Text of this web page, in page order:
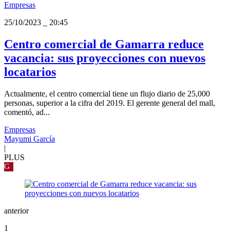
Empresas
25/10/2023
20:45
Centro comercial de Gamarra reduce
vacancia: sus proyecciones con nuevos
locatarios
Actualmente, el centro comercial tiene un flujo diario de 25,000
personas, superior a la cifra del 2019. El gerente general del mall,
comentó, ad...
Empresas
Mayumi García
|
PLUS
G
anterior
1